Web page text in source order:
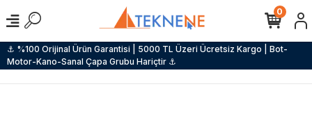
⚓ %100 Orijinal Ürün Garantisi | 5000 TL Üzeri Ücretsiz Kargo | Bot-
Motor-Kano-Sanal Çapa Grubu Hariçtir ⚓
0